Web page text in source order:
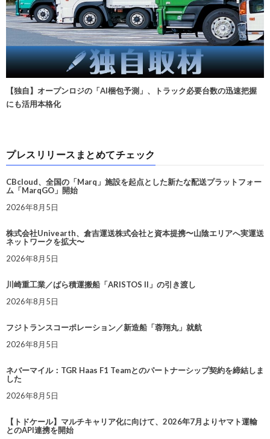
【独自】オープンロジの「AI梱包予測」、トラック必要台数の迅速把握
にも活用本格化
プレスリリースまとめてチェック
CBcloud、全国の「Marq」施設を起点とした新たな配送プラットフォー
ム「MarqGO」開始
2026年8月5日
株式会社Univearth、倉吉運送株式会社と資本提携〜山陰エリアへ実運送
ネットワークを拡大〜
2026年8月5日
川崎重工業／ばら積運搬船「ARISTOS II」の引き渡し
2026年8月5日
フジトランスコーポレーション／新造船「蓉翔丸」就航
2026年8月5日
ネバーマイル：TGR Haas F1 Teamとのパートナーシップ契約を締結しま
した
2026年8月5日
【トドケール】マルチキャリア化に向けて、2026年7月よりヤマト運輸
とのAPI連携を開始